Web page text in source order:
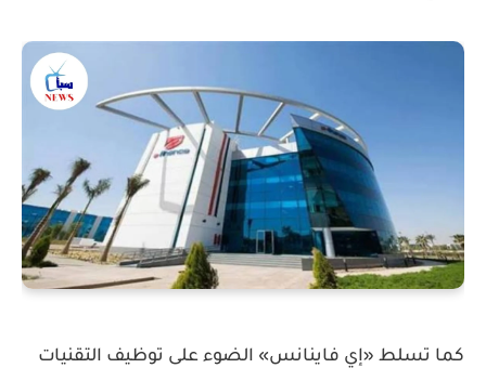
كما تسلط «إي فاينانس» الضوء على توظيف التقنيات